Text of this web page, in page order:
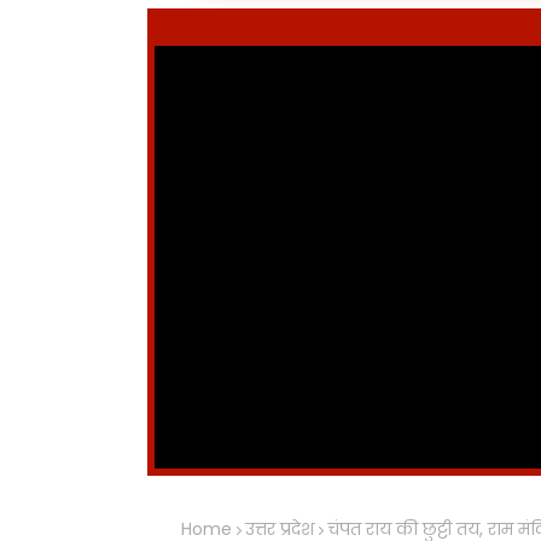
Home उत्तर प्रदेश चंपत राय की छुट्टी तय, राम